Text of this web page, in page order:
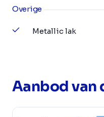
Overige
Metallic lak
Aanbod van